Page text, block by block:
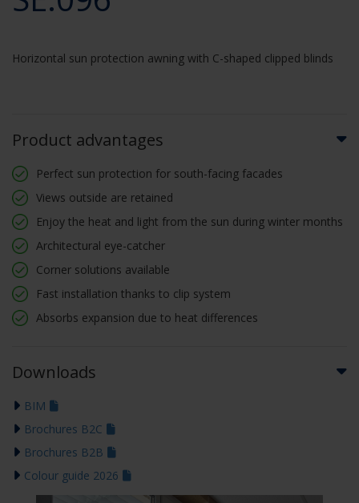
Horizontal sun protection awning with C-shaped clipped blinds
Product advantages
Perfect sun protection for south-facing facades
Views outside are retained
Enjoy the heat and light from the sun during winter months
Architectural eye-catcher
Corner solutions available
Fast installation thanks to clip system
Absorbs expansion due to heat differences
Downloads
BIM
Brochures B2C
Brochures B2B
Colour guide 2026